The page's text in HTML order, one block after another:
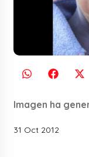
Imagen ha
31 Oct 2012